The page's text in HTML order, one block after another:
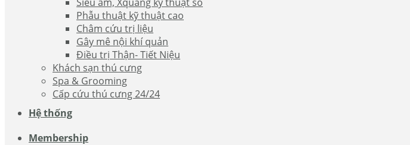
Phẫu thuật kỹ thuật cao
Châm cứu trị liệu
Gây mê nội khí quản
Điều trị Thận- Tiết Niệu
Khách sạn thú cưng
Spa & Grooming
Cấp cứu thú cưng 24/24
Hệ thống
Membership